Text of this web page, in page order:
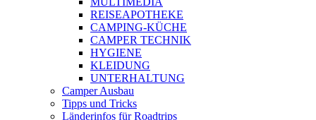
REISEAPOTHEKE
CAMPING-KÜCHE
CAMPER TECHNIK
HYGIENE
KLEIDUNG
UNTERHALTUNG
Camper Ausbau
Tipps und Tricks
Länderinfos für Roadtrips